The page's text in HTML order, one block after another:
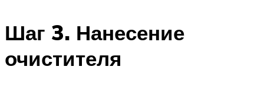
Шаг 3. Нанесение
очистителя